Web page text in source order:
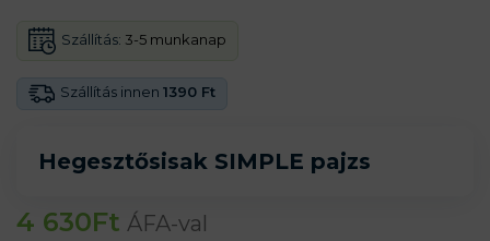
Hegesztősisak SIMPLE pajzs
Szállítás innen 1390 Ft
Szállítás: 3-5 munkanap
4 630Ft ÁFA-val